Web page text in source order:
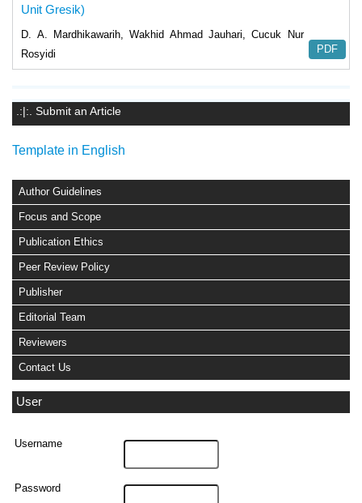
.:|:. Submit an Article
Template in English
Author Guidelines
Focus and Scope
Publication Ethics
Peer Review Policy
Publisher
Editorial Team
Reviewers
Contact Us
User
Username
Password
Unit Gresik)
D. A. Mardhikawarih, Wakhid Ahmad Jauhari, Cucuk Nur
Rosyidi
PDF